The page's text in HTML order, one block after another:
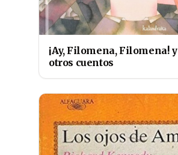
¡Ay, Filomena, Filomena! y
otros cuentos